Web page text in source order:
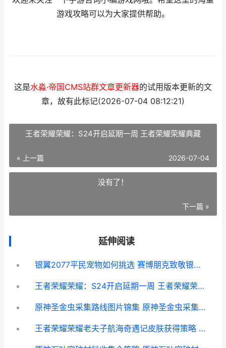
游戏攻略可以为大家提供帮助。
这是水淼·帝国CMS站群文章更新器的试用版本更新的文
章，故有此标记(2026-07-04 08:12:21)
王者荣耀荣耀：S24开启延期一周 王者荣耀荣耀典藏
« 上一篇 2026-07-04
没有了！
下一篇 »
延伸阅读
银翼2077平民宠物如何挑选 赛博朋克致敬银翼杀手
王者荣耀荣耀：S24开启延期一周 王者荣耀荣耀典藏
原神圣金虫采集路线图片锦集 原神圣金虫采集路线图 圣金虫位置大全
王者荣耀荣耀老夫子航海奇遇记皮肤获得策略 王者荣耀老玩家图片大全